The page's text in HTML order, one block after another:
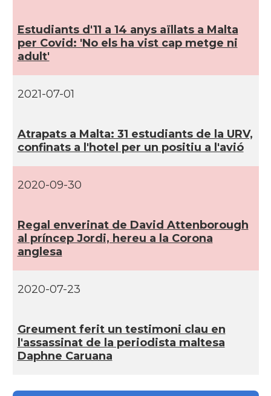
Estudiants d'11 a 14 anys aïllats a Malta
per Covid: 'No els ha vist cap metge ni
adult'
2021-07-01
Atrapats a Malta: 31 estudiants de la URV,
confinats a l'hotel per un positiu a l'avió
2020-09-30
Regal enverinat de David Attenborough
al prí­ncep Jordi, hereu a la Corona
anglesa
2020-07-23
Greument ferit un testimoni clau en
l'assassinat de la periodista maltesa
Daphne Caruana